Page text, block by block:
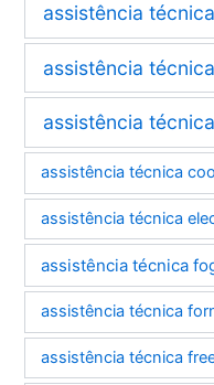
assistência
assistência
assistência
assistência técnica
assistência técnica
assistência técnica
assistência técnica
assistência técnica